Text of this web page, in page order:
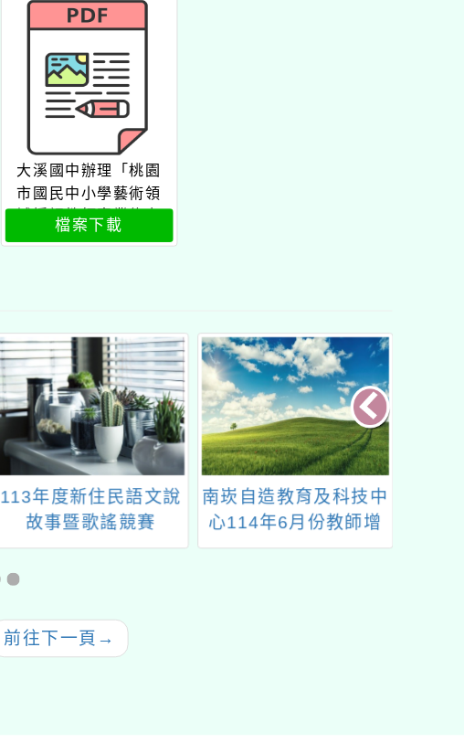
大溪國中辦理「桃園
市國民中小學藝術領
域授課教師專業能力
增能研習」計畫
檔案下載
113年度新住民語文說
故事暨歌謠競賽
南崁自造教育及科技中
心114年6月份教師增
能研習計畫
前往下一頁 →